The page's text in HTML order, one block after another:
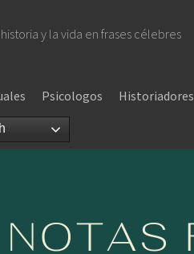
historia y la vida en frases célebres
Psicologos Historiadores